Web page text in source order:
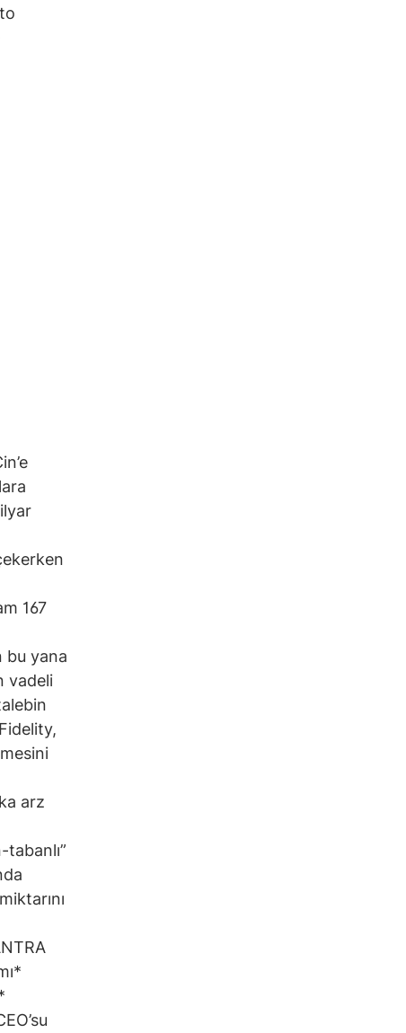
167
bu yana
vadeli
arz